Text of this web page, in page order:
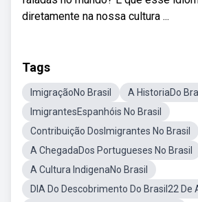
diretamente na nossa cultura ...
Tags
ImigraçãoNo Brasil
A HistoriaDo
ImigrantesEspanhóis No Brasil
Contribuição DosImigrantes No Brasil
A ChegadaDos Portugueses No Brasil
A Cultura IndigenaNo Brasil
DIA Do Descobrimento Do Brasil22 De